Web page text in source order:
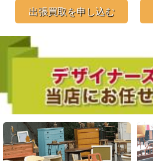
出張買取を申し込む